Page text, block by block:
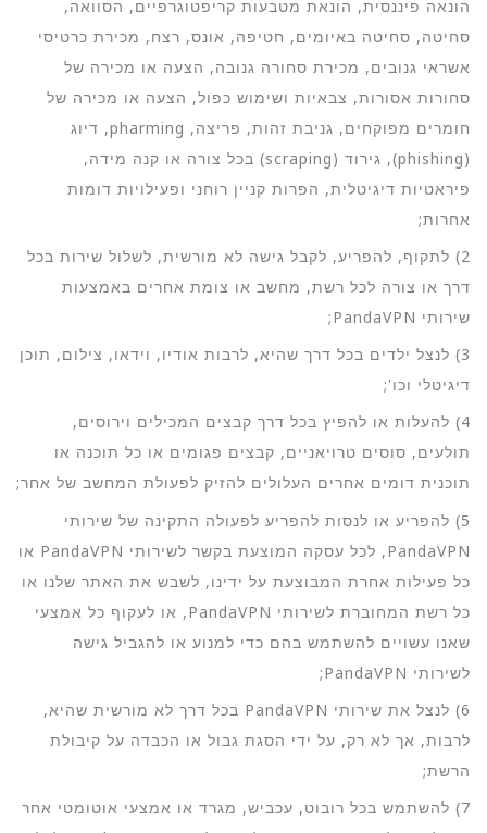
הונאה פיננסית, הונאת מטבעות קריפטוגרפיים, הסוואה,
סחיטה, סחיטה באיומים, חטיפה, אונס, רצח, מכירת כרטיסי
אשראי גנובים, מכירת סחורה גנובה, הצעה או מכירה של
סחורות אסורות, צבאיות ושימוש כפול, הצעה או מכירה של
חומרים מפוקחים, גניבת זהות, פריצה, pharming, דיוג
(phishing), גירוד (scraping) בכל צורה או קנה מידה,
פיראטיות דיגיטלית, הפרות קניין רוחני ופעילויות דומות
אחרות;
2) לתקוף, להפריע, לקבל גישה לא מורשית, לשלול שירות בכל
דרך או צורה לכל רשת, מחשב או צומת אחרים באמצעות
שירותי PandaVPN;
3) לנצל ילדים בכל דרך שהיא, לרבות אודיו, וידאו, צילום, תוכן
דיגיטלי וכו';
4) להעלות או להפיץ בכל דרך קבצים המכילים וירוסים,
תולעים, סוסים טרויאניים, קבצים פגומים או כל תוכנה או
תוכנית דומים אחרים העלולים להזיק לפעולת המחשב של אחר;
5) להפריע או לנסות להפריע לפעולה התקינה של שירותי
PandaVPN, לכל עסקה המוצעת בקשר לשירותי PandaVPN או
כל פעילות אחרת המבוצעת על ידינו, לשבש את האתר שלנו או
כל רשת המחוברת לשירותי PandaVPN, או לעקוף כל אמצעי
שאנו עשויים להשתמש בהם כדי למנוע או להגביל גישה
לשירותי PandaVPN;
6) לנצל את שירותי PandaVPN בכל דרך לא מורשית שהיא,
לרבות, אך לא רק, על ידי הסגת גבול או הכבדה על קיבולת
הרשת;
7) להשתמש בכל רובוט, עכביש, מגרד או אמצעי אוטומטי אחר